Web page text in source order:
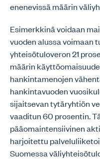
enenevissä määrin
Esimerkkinä voidaan
vuoden alussa voimaan
yhteisötuloveron 21
määrin
hankintamenojen
hankintavuoden
sijaitsevan tytäryhtiön
vaaditun 60 prosentin.
pääomaintensiivinen
harjoitettu
Suomessa